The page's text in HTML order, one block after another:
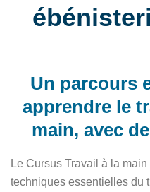
Un parcours
apprendre le
main, avec
Le Cursus Travail à la
techniques essentielles du